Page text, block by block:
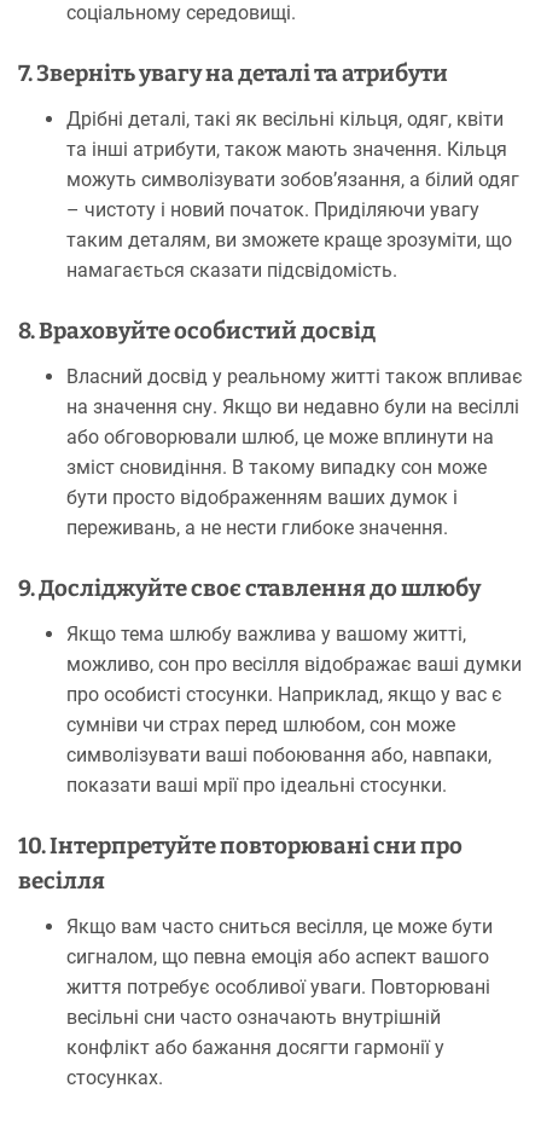
соціальному середовищі.
7. Зверніть увагу на деталі та атрибути
Дрібні деталі, такі як весільні кільця, одяг, квіти
та інші атрибути, також мають значення. Кільця
можуть символізувати зобов’язання, а білий одяг
– чистоту і новий початок. Приділяючи увагу
таким деталям, ви зможете краще зрозуміти, що
намагається сказати підсвідомість.
8. Враховуйте особистий досвід
Власний досвід у реальному житті також впливає
на значення сну. Якщо ви недавно були на весіллі
або обговорювали шлюб, це може вплинути на
зміст сновидіння. В такому випадку сон може
бути просто відображенням ваших думок і
переживань, а не нести глибоке значення.
9. Досліджуйте своє ставлення до шлюбу
Якщо тема шлюбу важлива у вашому житті,
можливо, сон про весілля відображає ваші думки
про особисті стосунки. Наприклад, якщо у вас є
сумніви чи страх перед шлюбом, сон може
символізувати ваші побоювання або, навпаки,
показати ваші мрії про ідеальні стосунки.
10. Інтерпретуйте повторювані сни про
весілля
Якщо вам часто сниться весілля, це може бути
сигналом, що певна емоція або аспект вашого
життя потребує особливої уваги. Повторювані
весільні сни часто означають внутрішній
конфлікт або бажання досягти гармонії у
стосунках.